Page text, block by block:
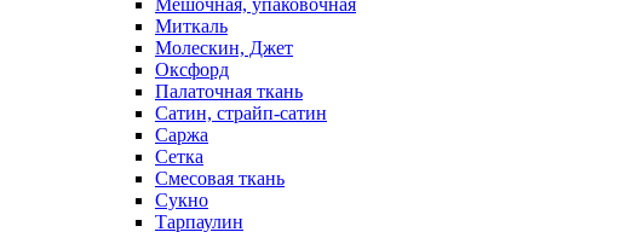
Мешочная, упаковочная
Миткаль
Молескин, Джет
Оксфорд
Палаточная ткань
Сатин, страйп-сатин
Саржа
Сетка
Смесовая ткань
Сукно
Тарпаулин